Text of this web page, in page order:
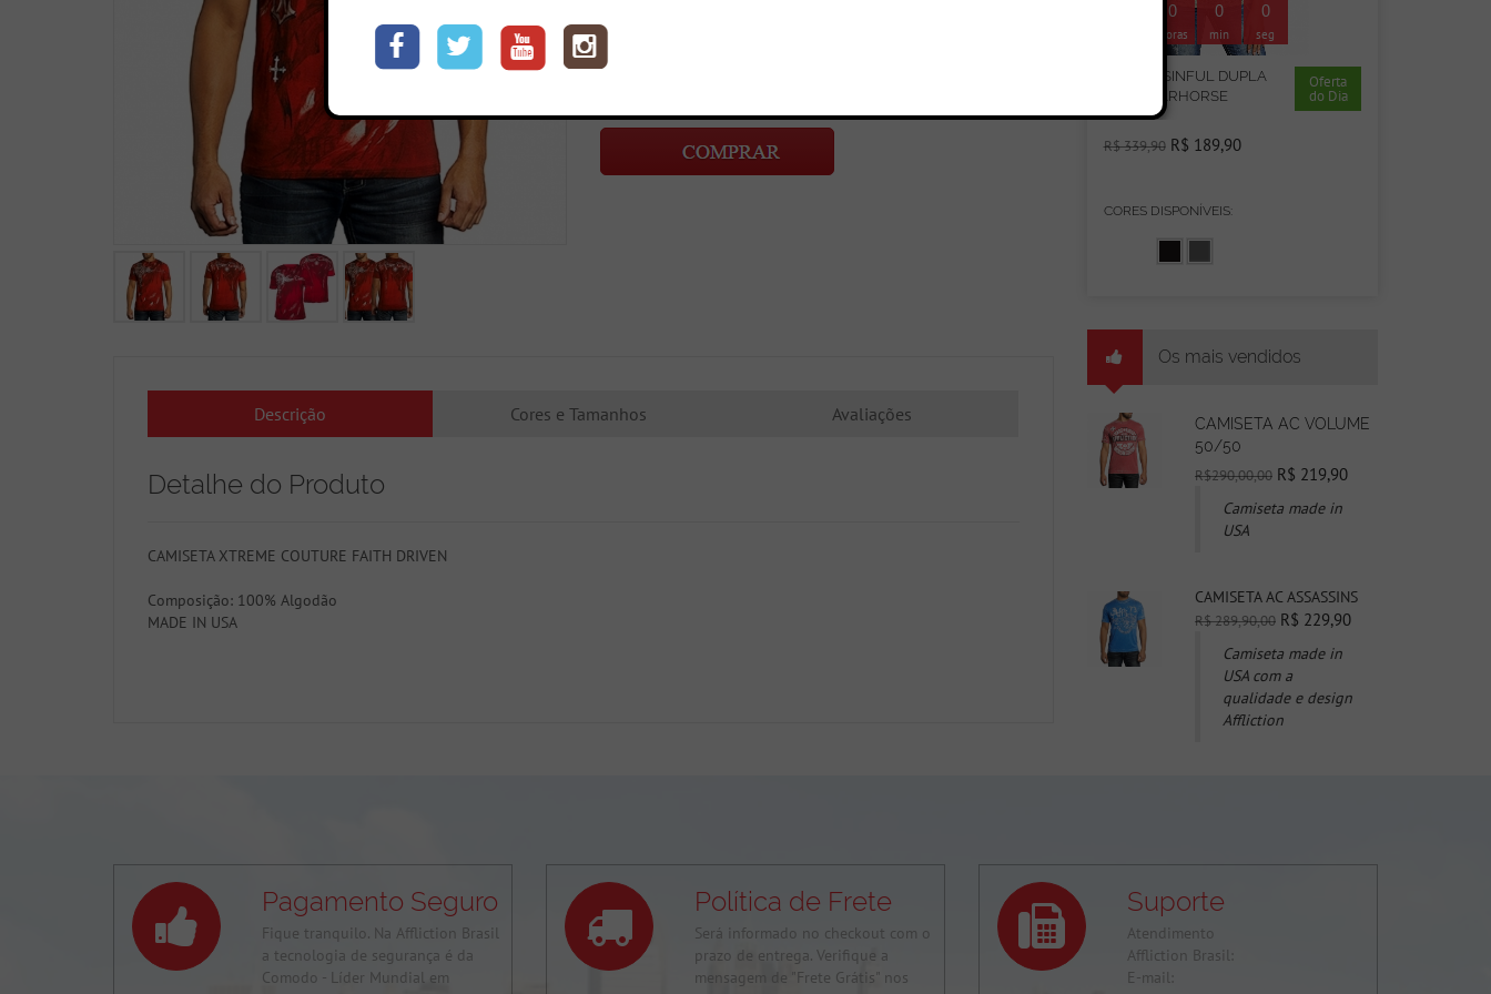
Sugestão:
Descrição Cores e Tamanhos Avaliações
Detalhe do Produto
CAMISETA XTREME COUTURE FAITH DRIVEN
Composição: 100% Algodão
MADE IN USA
0 0 0
horas min seg
REGATA SINFUL DUPLA
FACE WARHORSE
R$ 339,90R$ 189,90
Oferta
do Dia
CORES DISPONÍVEIS:
Os mais vendidos
CAMISETA AC VOLUME
50/50
R$290,00,00 R$ 219,90
Camiseta made in
USA
CAMISETA AC ASSASSINS
R$ 289,90,00 R$ 229,90
Camiseta made in
USA com a
qualidade e design
Affliction
Pagamento Seguro
Fique tranquilo. Na Affliction Brasil
a tecnologia de segurança é da
Comodo - Líder Mundial em
Política de Frete
Será informado no checkout com o
prazo de entrega. Verifique a
mensagem de "Frete Grátis" nos
Suporte
Atendimento
Affliction Brasil:
E-mail: